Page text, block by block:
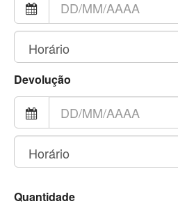
Devolução
Quantidade